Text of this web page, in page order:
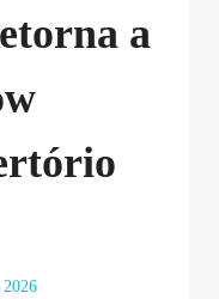
a
2026